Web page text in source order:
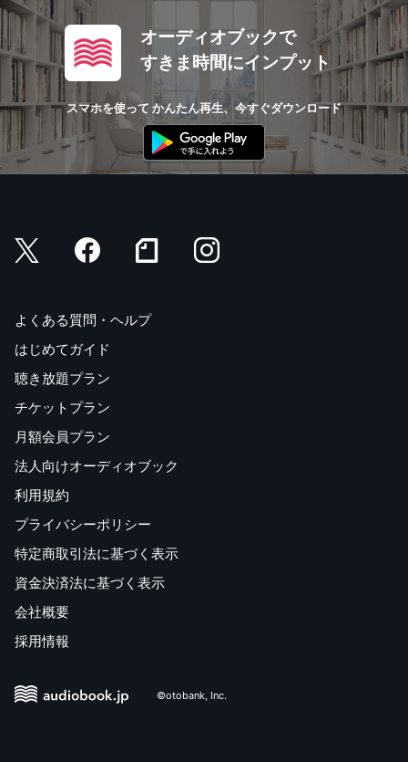
オーディオブックで
すきま時間にインプット
スマホを使って かんたん再生、今すぐダウンロード
よくある質問・ヘルプ
はじめてガイド
聴き放題プラン
チケットプラン
月額会員プラン
法人向けオーディオブック
利用規約
プライバシーポリシー
特定商取引法に基づく表示
資金決済法に基づく表示
会社概要
採用情報
©otobank, Inc.